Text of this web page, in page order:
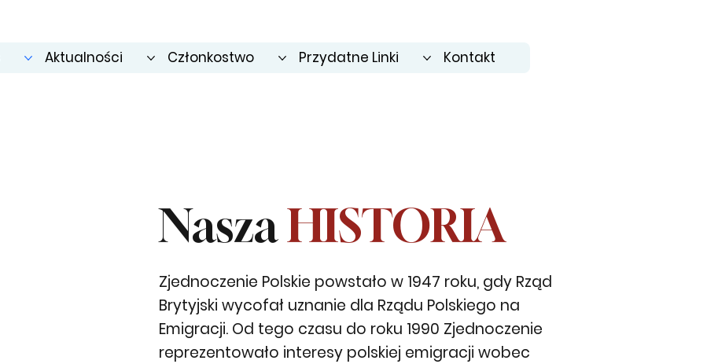
Aktualności Członkostwo Przydatne Linki Kontakt
NaszaHISTORIA
Zjednoczenie Polskie powstało w 1947 roku, gdy Rząd
Brytyjski wycofał uznanie dla Rządu Polskiego na
Emigracji. Od tego czasu do roku 1990 Zjednoczenie
reprezentowało interesy polskiej emigracji wobec